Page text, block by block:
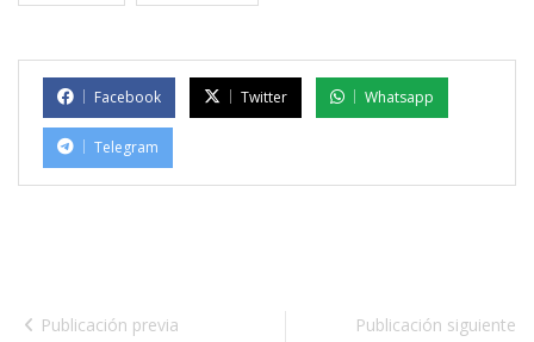
Facebook Twitter Whatsapp
Telegram
Publicación previa
Publicación siguiente